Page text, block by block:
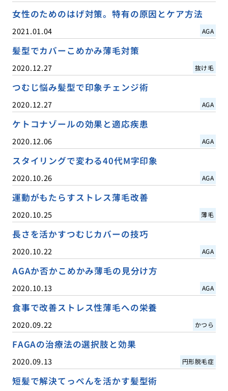
女性のためのはげ対策。特有の原因とケア方法
2021.01.04 AGA
髪型でカバーこめかみ薄毛対策
2020.12.27 抜け毛
つむじ悩み髪型で印象チェンジ術
2020.12.27 AGA
ケトコナゾールの効果と適応疾患
2020.12.06 AGA
スタイリングで変わる40代M字印象
2020.10.26 AGA
運動がもたらすストレス薄毛改善
2020.10.25 薄毛
長さを活かすつむじカバーの技巧
2020.10.22 AGA
AGAか否かこめかみ薄毛の見分け方
2020.10.13 AGA
食事で改善ストレス性薄毛への栄養
2020.09.22 かつら
FAGAの治療法の選択肢と効果
2020.09.13 円形脱毛症
短髪で解決てっぺんを活かす髪型術